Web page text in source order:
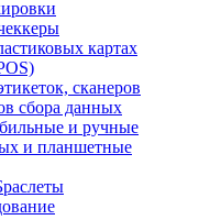
картах
сканеров
сбора данных
и ручные
и планшетные